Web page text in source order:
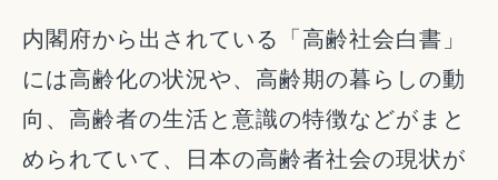
内閣府から出されている「高齢社会白書」
には高齢化の状況や、高齢期の暮らしの動
向、高齢者の生活と意識の特徴などがまと
められていて、日本の高齢者社会の現状が